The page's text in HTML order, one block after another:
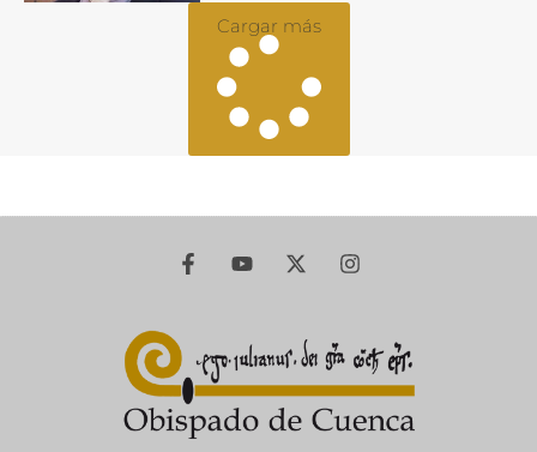
Cargar más